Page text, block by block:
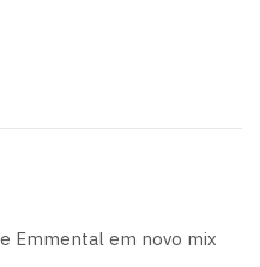
Emmental em novo mix